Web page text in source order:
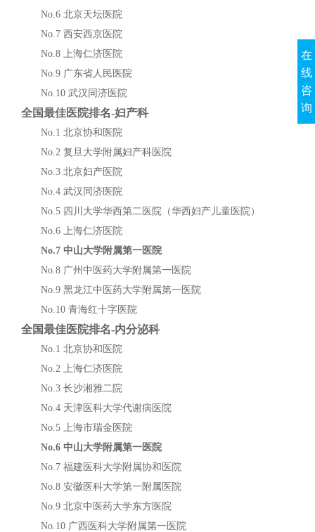
No.6 北京天坛医院
No.7 西安西京医院
No.8 上海仁济医院
No.9 广东省人民医院
No.10 武汉同济医院
全国最佳医院排名-妇产科
No.1 北京协和医院
No.2 复旦大学附属妇产科医院
No.3 北京妇产医院
No.4 武汉同济医院
No.5 四川大学华西第二医院（华西妇产儿童医院）
No.6 上海仁济医院
No.7 中山大学附属第一医院
No.8 广州中医药大学附属第一医院
No.9 黑龙江中医药大学附属第一医院
No.10 青海红十字医院
全国最佳医院排名-内分泌科
No.1 北京协和医院
No.2 上海仁济医院
No.3 长沙湘雅二院
No.4 天津医科大学代谢病医院
No.5 上海市瑞金医院
No.6 中山大学附属第一医院
No.7 福建医科大学附属协和医院
No.8 安徽医科大学第一附属医院
No.9 北京中医药大学东方医院
No.10 广西医科大学附属第一医院
在
线
咨
询